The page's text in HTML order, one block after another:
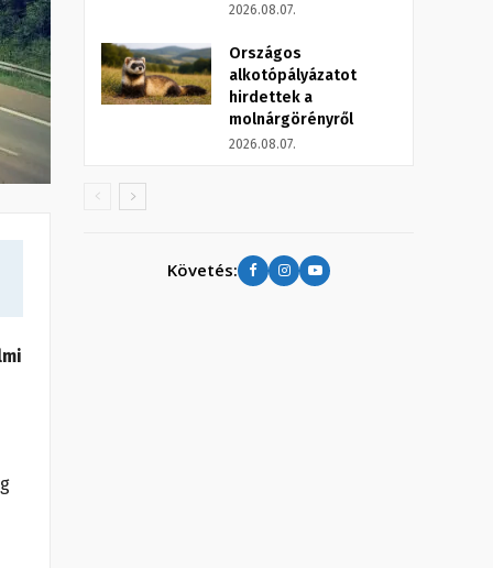
2026.08.07.
Országos
alkotópályázatot
hirdettek a
molnárgörényről
2026.08.07.
Követés: